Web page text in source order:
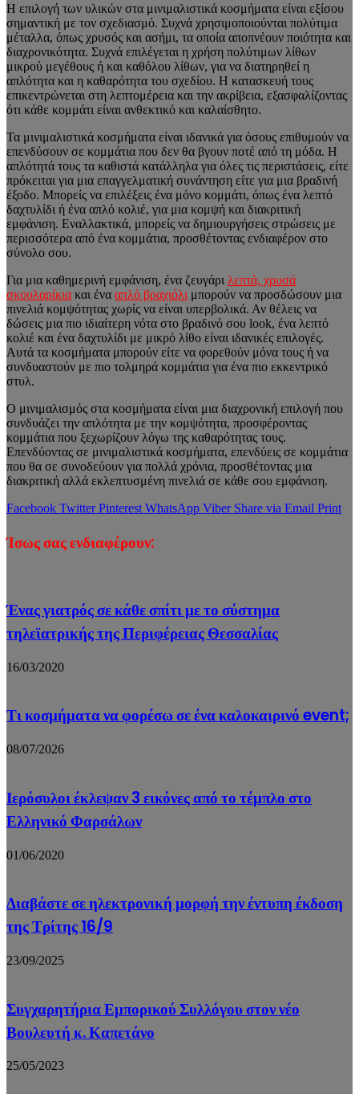
Η επιλογή των υλικών στα μινιμαλιστικά κοσμήματα είναι εξίσου
σημαντική με τον σχεδιασμό. Συχνά χρησιμοποιούνται πολύτιμα
μέταλλα, όπως χρυσός και ασήμι, τα οποία αποπνέουν ποιότητα και
διαχρονικότητα. Συχνά επιλέγεται η χρήση πολύτιμων λίθων
μικρού μεγέθους ή και καθόλου λίθων, για να διατηρηθεί η
απλότητα και η καθαρότητα του σχεδίου. Η κατασκευή τους
επικεντρώνεται στη λεπτομέρεια και την ακρίβεια, εξασφαλίζοντας
ότι κάθε κομμάτι είναι ανθεκτικό και καλαίσθητο​.
Τα μινιμαλιστικά κοσμήματα είναι ιδανικά για όσους επιθυμούν να
επενδύσουν σε κομμάτια που δεν θα βγουν ποτέ από τη μόδα. Η
απλότητά τους τα καθιστά κατάλληλα για όλες τις περιστάσεις, είτε
πρόκειται για μια επαγγελματική συνάντηση είτε για μια βραδινή
έξοδο. Μπορείς να επιλέξεις ένα μόνο κομμάτι, όπως ένα λεπτό
δαχτυλίδι ή ένα απλό κολιέ, για μια κομψή και διακριτική
εμφάνιση. Εναλλακτικά, μπορείς να δημιουργήσεις στρώσεις με
περισσότερα από ένα κομμάτια, προσθέτοντας ενδιαφέρον στο
σύνολο σου.
Για μια καθημερινή εμφάνιση, ένα ζευγάρι λεπτά, χρυσά
σκουλαρίκια και ένα απλό βραχιόλι μπορούν να προσδώσουν μια
πινελιά κομψότητας χωρίς να είναι υπερβολικά. Αν θέλεις να
δώσεις μια πιο ιδιαίτερη νότα στο βραδινό σου look, ένα λεπτό
κολιέ και ένα δαχτυλίδι με μικρό λίθο είναι ιδανικές επιλογές.
Αυτά τα κοσμήματα μπορούν είτε να φορεθούν μόνα τους ή να
συνδυαστούν με πιο τολμηρά κομμάτια για ένα πιο εκκεντρικό
στυλ.
Ο μινιμαλισμός στα κοσμήματα είναι μια διαχρονική επιλογή που
συνδυάζει την απλότητα με την κομψότητα, προσφέροντας
κομμάτια που ξεχωρίζουν λόγω της καθαρότητας τους.
Επενδύοντας σε μινιμαλιστικά κοσμήματα, επενδύεις σε κομμάτια
που θα σε συνοδεύουν για πολλά χρόνια, προσθέτοντας μια
διακριτική αλλά εκλεπτυσμένη πινελιά σε κάθε σου εμφάνιση.
Facebook Twitter Pinterest WhatsApp Viber Share via Email Print
Ίσως σας ενδιαφέρουν:
Ένας γιατρός σε κάθε σπίτι με το σύστημα
τηλεϊατρικής της Περιφέρειας Θεσσαλίας
16/03/2020
Τι κοσμήματα να φορέσω σε ένα καλοκαιρινό event;
08/07/2026
Ιερόσυλοι έκλεψαν 3 εικόνες από το τέμπλο στο
Ελληνικό Φαρσάλων
01/06/2020
Διαβάστε σε ηλεκτρονική μορφή την έντυπη έκδοση
της Τρίτης 16/9
23/09/2025
Συγχαρητήρια Εμπορικού Συλλόγου στον νέο
Βουλευτή κ. Καπετάνο
25/05/2023